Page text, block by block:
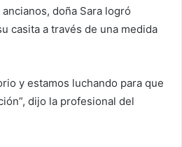
doña Sara logró
casita a través de una medida
y estamos luchando para que
dijo la profesional del